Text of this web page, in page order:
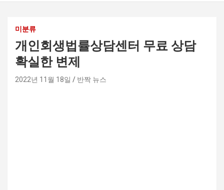
미분류
개인회생법률상담센터 무료 상담
확실한 변제
2022년 11월 18일 반짝 뉴스